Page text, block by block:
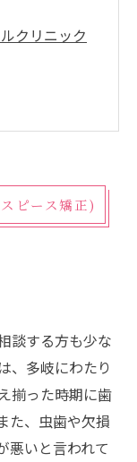
クリニック
ピース矯正)
談する方も少な
、多岐にわたり
揃った時期に歯
た、虫歯や欠損
悪いと言われて